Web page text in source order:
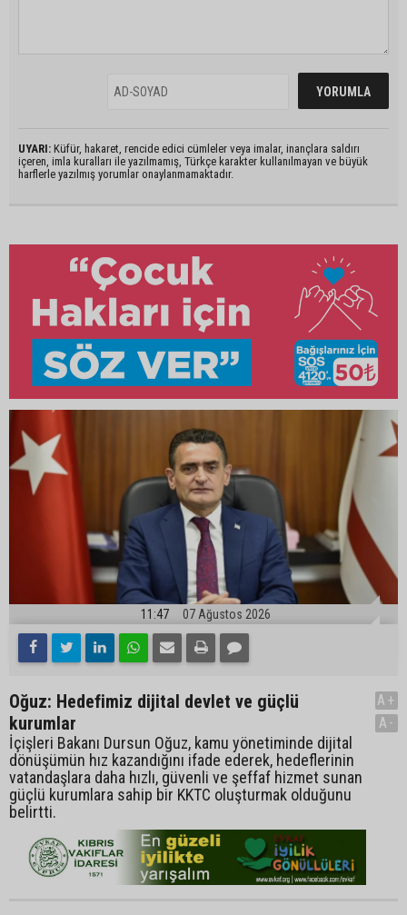
UYARI: Küfür, hakaret, rencide edici cümleler veya imalar, inançlara saldırı
içeren, imla kuralları ile yazılmamış, Türkçe karakter kullanılmayan ve büyük
harflerle yazılmış yorumlar onaylanmamaktadır.
11:47 07 Ağustos 2026
Oğuz: Hedefimiz dijital devlet ve güçlü
kurumlar
İçişleri Bakanı Dursun Oğuz, kamu yönetiminde dijital
dönüşümün hız kazandığını ifade ederek, hedeflerinin
vatandaşlara daha hızlı, güvenli ve şeffaf hizmet sunan
güçlü kurumlara sahip bir KKTC oluşturmak olduğunu
belirtti.
A+
A-